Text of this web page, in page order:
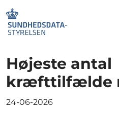
Højeste antal
kræfttilfælde
24-06-2026